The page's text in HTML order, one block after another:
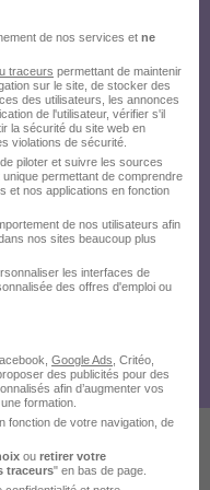
de nos services et ne
traceurs permettant de maintenir
sur le site, de stocker des
des utilisateurs, les annonces
de l'utilisateur, vérifier s'il
la sécurité du site web en
violations de sécurité.
piloter et suivre les sources
permettant de comprendre
et nos applications en fonction
de nos utilisateurs afin
nos sites beaucoup plus
les interfaces de
des offres d'emploi ou
Google Ads , Critéo,
des publicités pour des
afin d’augmenter vos
formation.
fonction de votre navigation, de
ou retirer votre
traceurs" en bas de page.